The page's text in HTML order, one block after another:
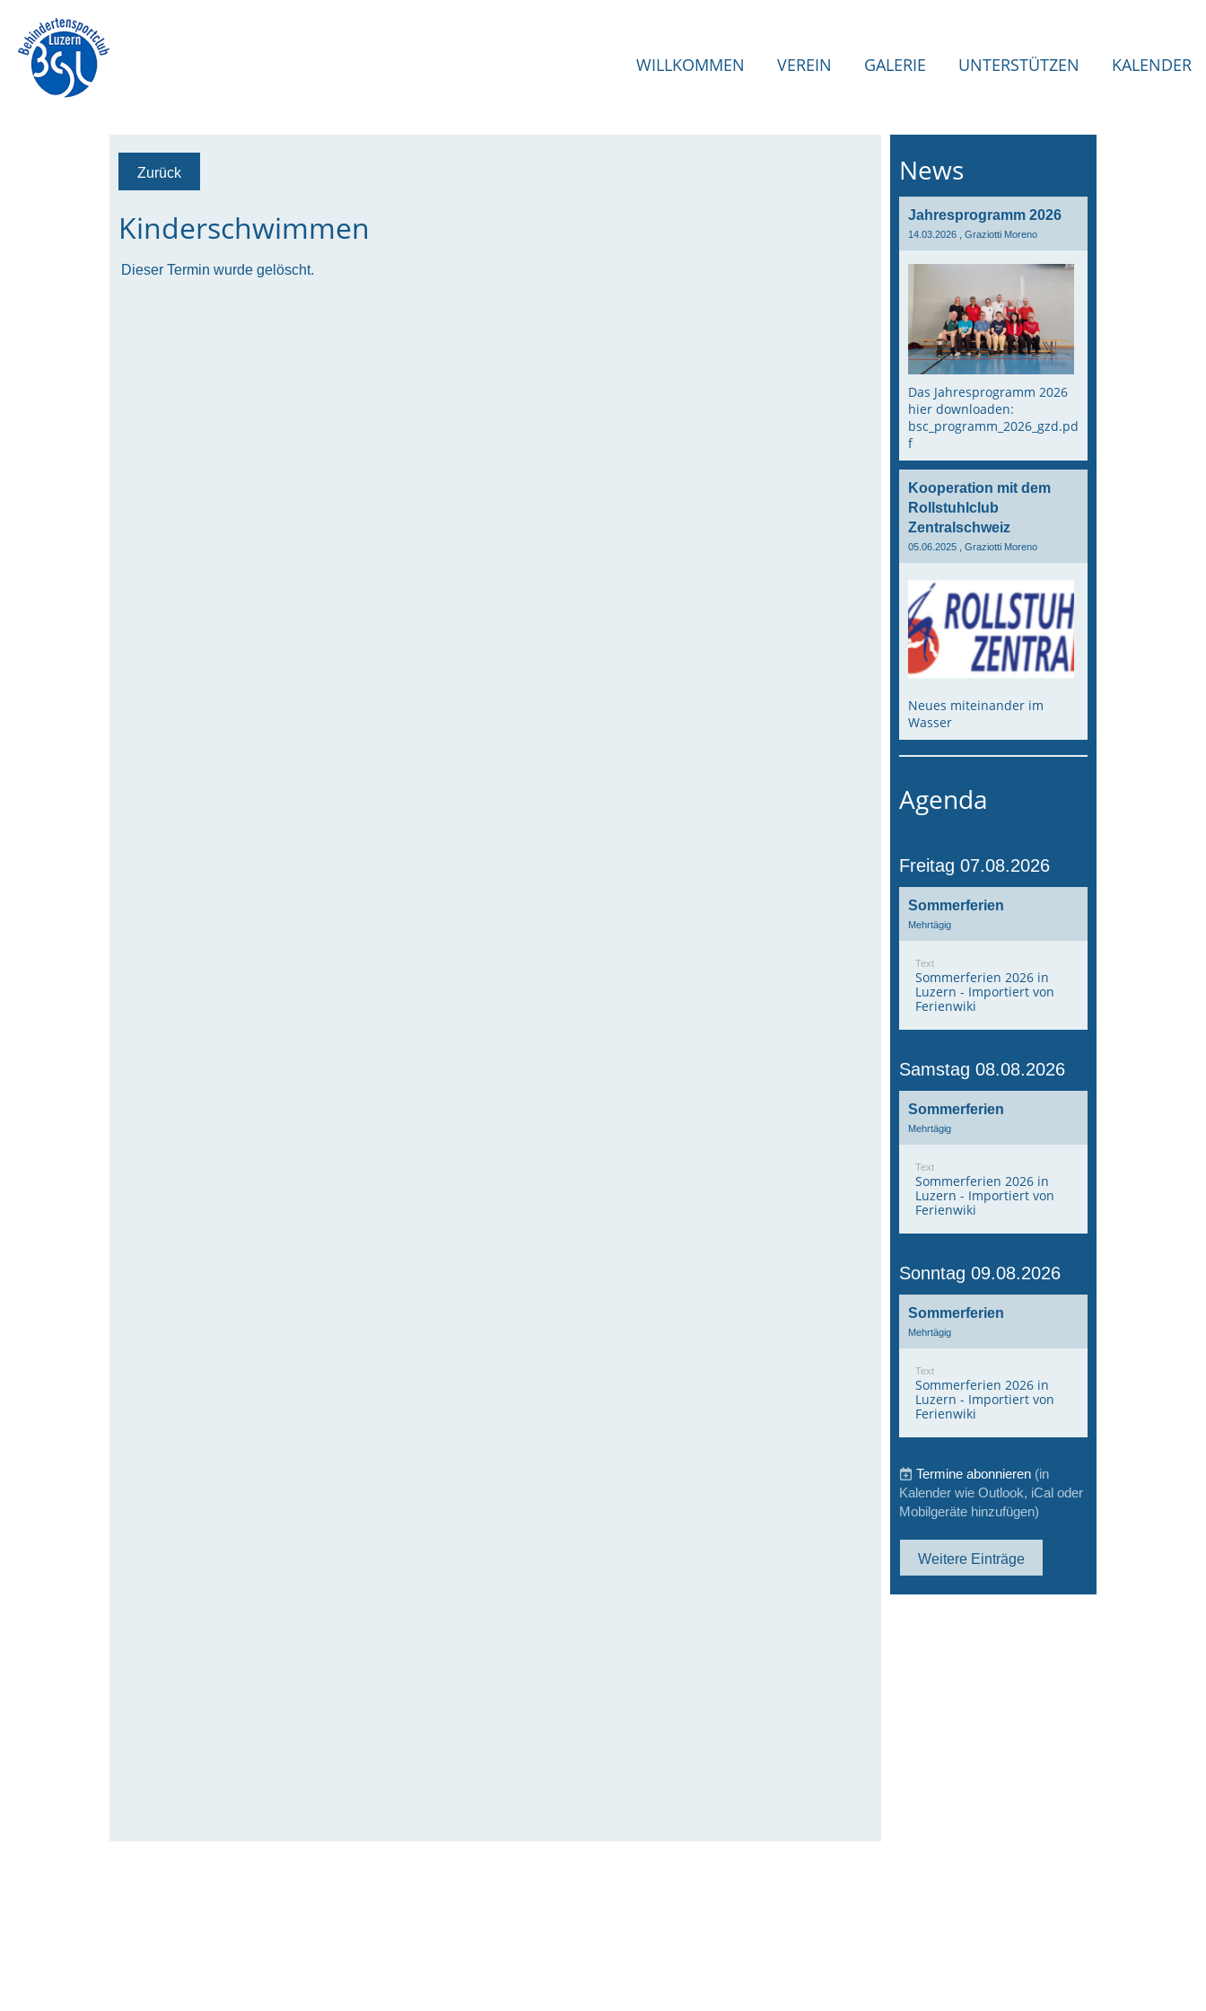
WILLKOMMEN VEREIN GALERIE UNTERSTÜTZEN KALENDER
Zurück
Kinderschwimmen
Dieser Termin wurde gelöscht.
News
Jahresprogramm 2026
14.03.2026 , Graziotti Moreno
Das Jahresprogramm 2026
hier downloaden:
bsc_programm_2026_gzd.pd
f
Kooperation mit dem
Rollstuhlclub
Zentralschweiz
05.06.2025 , Graziotti Moreno
Neues miteinander im
Wasser
Agenda
Freitag 07.08.2026
Sommerferien
Mehrtägig
Text
Sommerferien 2026 in
Luzern - Importiert von
Ferienwiki
Samstag 08.08.2026
Sommerferien
Mehrtägig
Text
Sommerferien 2026 in
Luzern - Importiert von
Ferienwiki
Sonntag 09.08.2026
Sommerferien
Mehrtägig
Text
Sommerferien 2026 in
Luzern - Importiert von
Ferienwiki
Termine abonnieren (in
Kalender wie Outlook, iCal oder
Mobilgeräte hinzufügen)
Weitere Einträge